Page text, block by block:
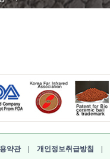
약관| 개인정보취급방침